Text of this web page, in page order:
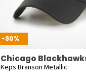
-30%
Chicago
Keps Branson Metallic